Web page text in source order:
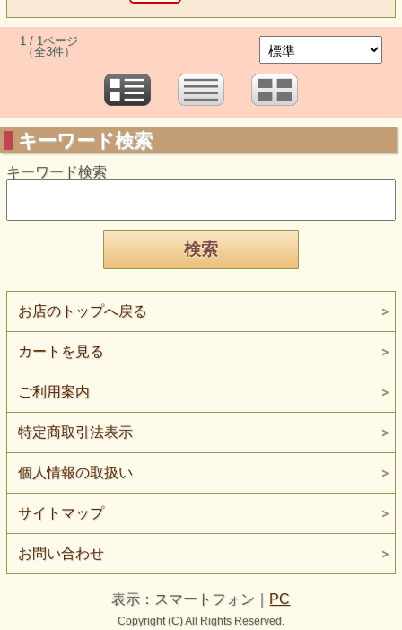
1 / 1ページ
（全3件）
キーワード検索
キーワード検索
お店のトップへ戻る
カートを見る
ご利用案内
特定商取引法表示
個人情報の取扱い
サイトマップ
お問い合わせ
表示：スマートフォン｜ PC
Copyright (C) All Rights Reserved.